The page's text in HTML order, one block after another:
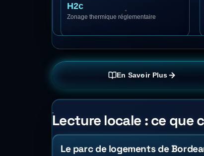
H2c
Zonage thermique réglementaire
En Savoir Plus
Lecture locale : ce que
Le parc de logements de